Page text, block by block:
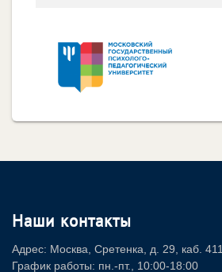
Наши контакты
Адрес: Москва, Сретенка, д. 29, каб. 411
График работы: пн.-пт., 10:00-18:00